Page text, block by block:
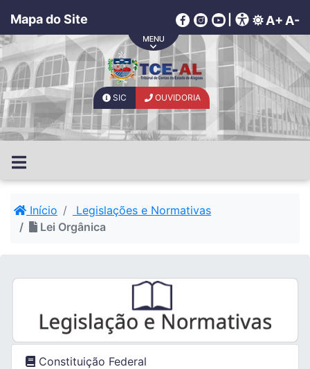
Mapa do Site A+ A-
SIC OUVIDORIA
Início
Legislações e Normativas
Lei Orgânica
Constituição Federal